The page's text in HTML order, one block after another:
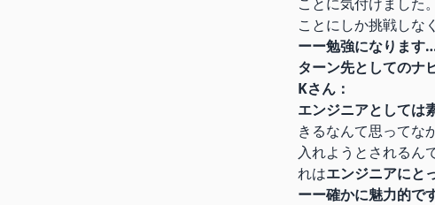
ことにしか挑戦しな
ーー勉強になります
ターン先としてのナ
Kさん：
エンジニアとしては
きるなんて思ってな
入れようとされるん
れはエンジニアにと
ーー確かに魅力的で